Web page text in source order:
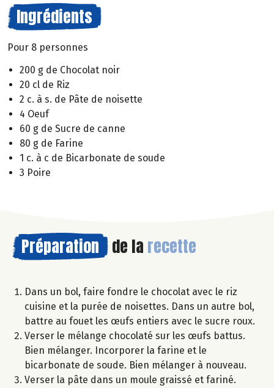
Ingrédients
Pour 8 personnes
200 g de Chocolat noir
20 cl de Riz
2 c. à s. de Pâte de noisette
4 Oeuf
60 g de Sucre de canne
80 g de Farine
1 c. à c de Bicarbonate de soude
3 Poire
Préparation de la recette
Dans un bol, faire fondre le chocolat avec le riz
cuisine et la purée de noisettes. Dans un autre bol,
battre au fouet les œufs entiers avec le sucre roux.
Verser le mélange chocolaté sur les œufs battus.
Bien mélanger. Incorporer la farine et le
bicarbonate de soude. Bien mélanger à nouveau.
Verser la pâte dans un moule graissé et fariné.